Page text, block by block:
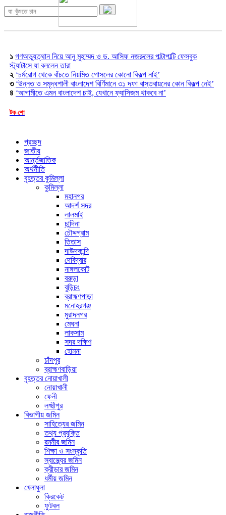
১ গণঅভ্যুত্থান নিয়ে আনু মুহাম্মদ ও ড. আসিফ নজরুলের পাল্টাপাল্টি ফেসবুক
স্ট্যাটাসে যা বললেন তারা
২ ‘চর্মরোগ থেকে বাঁচতে নিয়মিত গোসলের কোনো বিকল্প নাই’
৩ ‘উন্নত ও সমৃদ্ধশালী বাংলাদেশ বির্ণিমানে ৩১ দফা বাস্তবায়নের কোন বিকল্প নেই’
৪ ‘আগামীতে এমন বাংলাদেশ চাই, যেখানে ফ্যাসিজম থাকবে না’
টক-শো
প্রচ্ছদ
জাতীয়
আর্ন্তজাতিক
অর্থনীতি
বৃহত্তর কুমিল্লা
কুমিল্লা
মহানগর
আদর্শ সদর
লালমাই
চান্দিনা
চৌদ্দগ্রাম
তিতাস
দাউদকান্দি
দেবিদ্বার
নাঙ্গলকোট
বরুড়া
বুড়িচং
ব্রাহ্মণপাড়া
মনোহরগঞ্জ
মুরাদনগর
মেঘনা
লাকসাম
সদর দক্ষিণ
হোমনা
চাঁদপুর
ব্রাহ্মণবাড়িয়া
বৃহত্তর নোয়াখালী
নোয়াখালী
ফেনী
লক্ষ্মীপুর
বিভাগীয় জমিন
সাহিত্যের জমিন
তথ্য প্রযুক্তি
রমনীর জমিন
শিক্ষা ও সংস্কৃতি
স্বাস্থ্যের জমিন
ক্রীড়ার জমিন
ধর্মীয় জমিন
খেলাধুলা
ক্রিকেট
ফুটবল